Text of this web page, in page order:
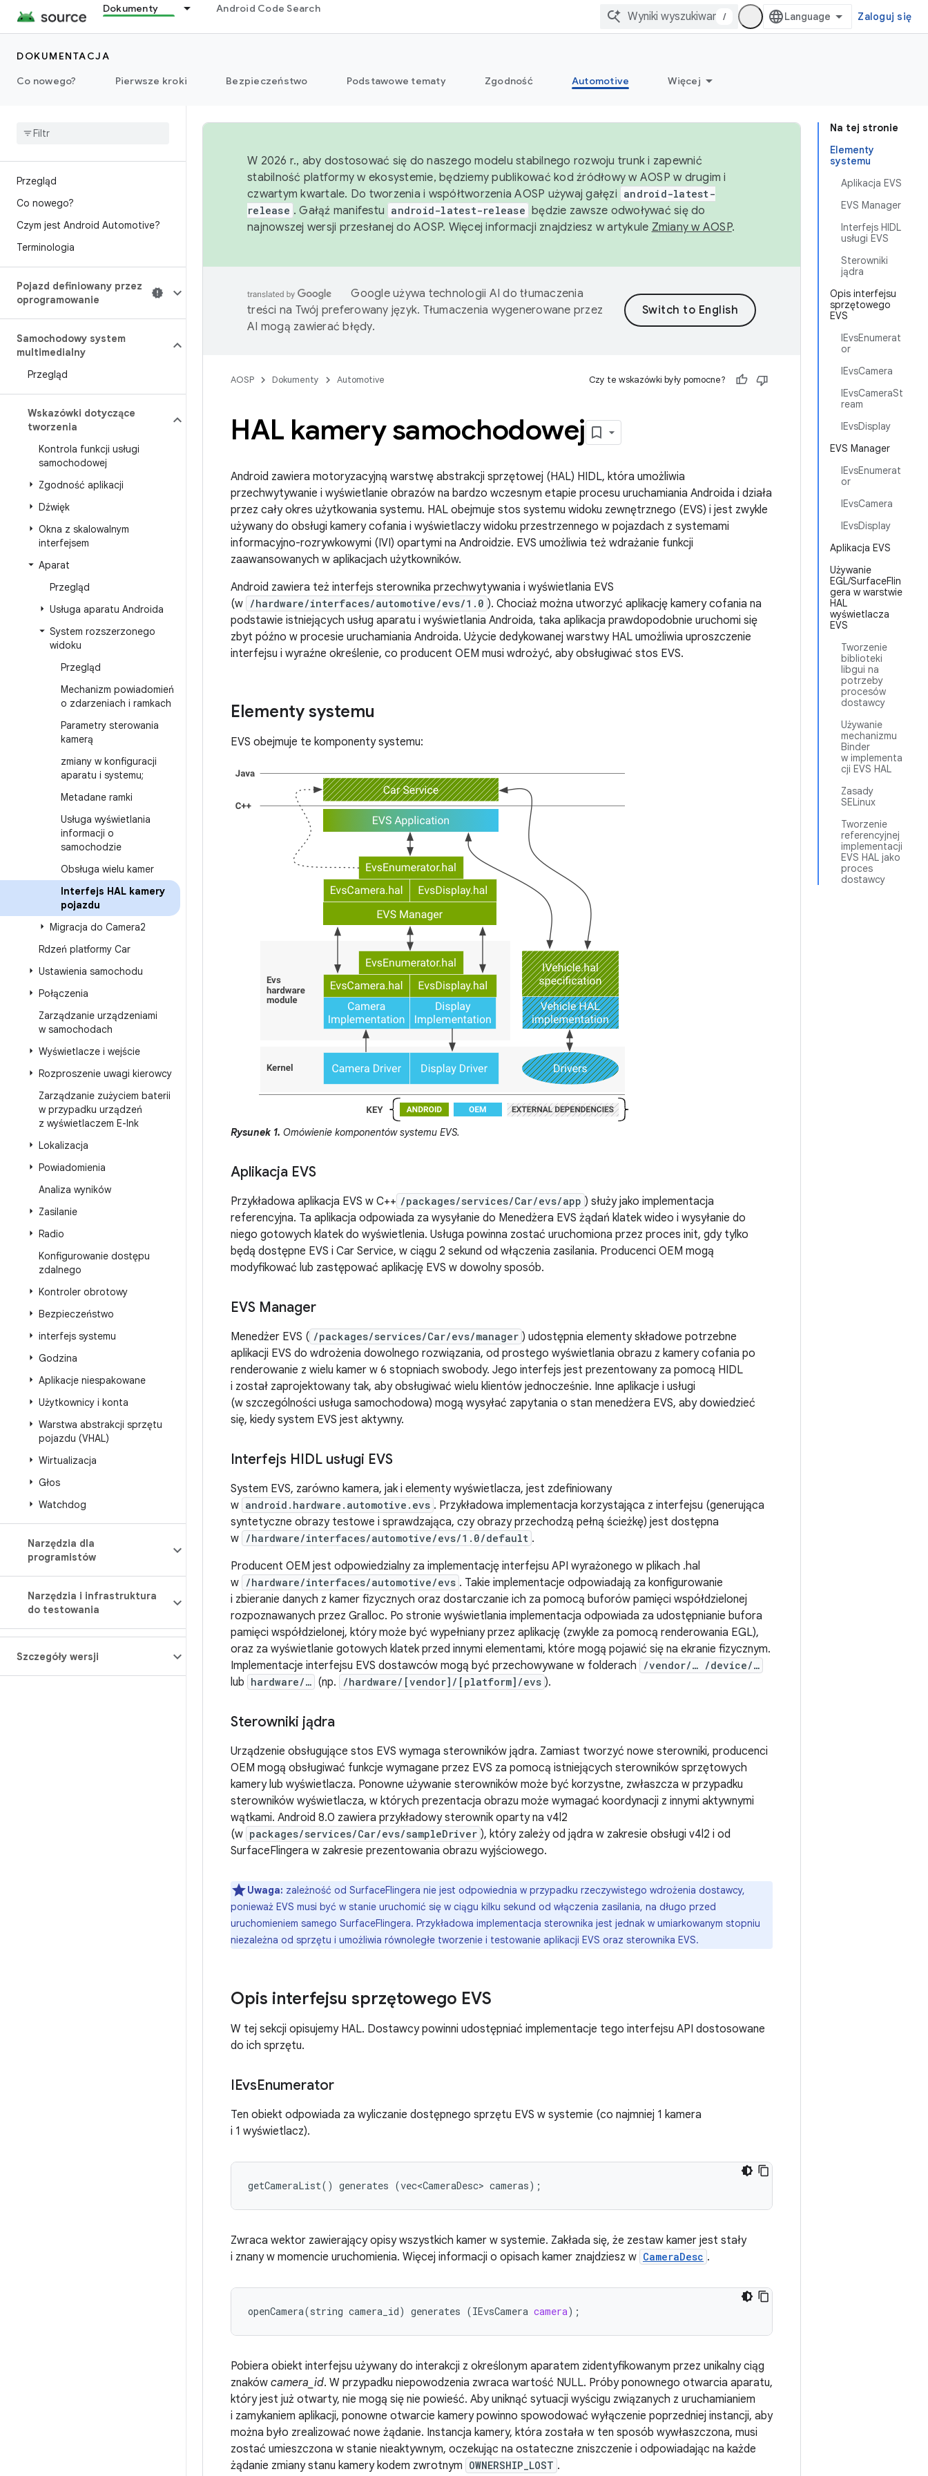
Dokumenty Android Code Search
/ Zaloguj się
DOKUMENTACJA
Co nowego?
Pierwsze kroki Bezpieczeństwo Podstawowe tematy Zgodność Automotive Więcej
Przegląd
Co nowego?
Czym jest Android Automotive?
Terminologia
Pojazd definiowany przez
oprogramowanie
Samochodowy system
multimedialny
Przegląd
Wskazówki dotyczące
tworzenia
Kontrola funkcji usługi
samochodowej
Zgodność aplikacji
Dźwięk
Okna z skalowalnym
interfejsem
Aparat
Przegląd
Usługa aparatu Androida
System rozszerzonego
widoku
Przegląd
Mechanizm powiadomień
o zdarzeniach i ramkach
Parametry sterowania
kamerą
zmiany w konfiguracji
aparatu i systemu;
Metadane ramki
Usługa wyświetlania
informacji o
samochodzie
Obsługa wielu kamer
Interfejs HAL kamery
pojazdu
Migracja do Camera2
Rdzeń platformy Car
Ustawienia samochodu
Połączenia
Zarządzanie urządzeniami
w samochodach
Wyświetlacze i wejście
Rozproszenie uwagi kierowcy
Zarządzanie zużyciem baterii
w przypadku urządzeń
z wyświetlaczem E-Ink
Lokalizacja
Powiadomienia
Analiza wyników
Zasilanie
Radio
Konfigurowanie dostępu
zdalnego
Kontroler obrotowy
Bezpieczeństwo
interfejs systemu
Godzina
Aplikacje niespakowane
Użytkownicy i konta
Warstwa abstrakcji sprzętu
pojazdu (VHAL)
Wirtualizacja
Głos
Watchdog
Narzędzia dla
programistów
Narzędzia i infrastruktura
do testowania
Szczegóły wersji
Na tej stronie
Elementy
systemu
Aplikacja EVS
EVS Manager
Interfejs HIDL
usługi EVS
Sterowniki
jądra
Opis interfejsu
sprzętowego
EVS
IEvsEnumerat
or
IEvsCamera
IEvsCameraSt
ream
IEvsDisplay
EVS Manager
IEvsEnumerat
or
IEvsCamera
IEvsDisplay
Aplikacja EVS
Używanie
EGL/SurfaceFlin
gera w warstwie
HAL
wyświetlacza
EVS
Tworzenie
biblioteki
libgui na
potrzeby
procesów
dostawcy
Używanie
mechanizmu
Binder
w implementa
cji EVS HAL
Zasady
SELinux
Tworzenie
referencyjnej
implementacji
EVS HAL jako
proces
dostawcy
W 2026 r., aby dostosować się do naszego modelu stabilnego rozwoju trunk i zapewnić
stabilność platformy w ekosystemie, będziemy publikować kod źródłowy w AOSP w drugim i
czwartym kwartale. Do tworzenia i współtworzenia AOSP używaj gałęzi android-latest-
release . Gałąź manifestu android-latest-release będzie zawsze odwoływać się do
najnowszej wersji przesłanej do AOSP. Więcej informacji znajdziesz w artykule Zmiany w AOSP.
Google używa technologii AI do tłumaczenia
treści na Twój preferowany język. Tłumaczenia wygenerowane przez
AI mogą zawierać błędy.
AOSP Dokumenty Automotive Czy te wskazówki były pomocne?
HAL kamery samochodowej
Android zawiera motoryzacyjną warstwę abstrakcji sprzętowej (HAL) HIDL, która umożliwia
przechwytywanie i wyświetlanie obrazów na bardzo wczesnym etapie procesu uruchamiania Androida i działa
przez cały okres użytkowania systemu. HAL obejmuje stos systemu widoku zewnętrznego (EVS) i jest zwykle
używany do obsługi kamery cofania i wyświetlaczy widoku przestrzennego w pojazdach z systemami
informacyjno-rozrywkowymi (IVI) opartymi na Androidzie. EVS umożliwia też wdrażanie funkcji
zaawansowanych w aplikacjach użytkowników.
Android zawiera też interfejs sterownika przechwytywania i wyświetlania EVS
(w /hardware/interfaces/automotive/evs/1.0 ). Chociaż można utworzyć aplikację kamery cofania na
podstawie istniejących usług aparatu i wyświetlania Androida, taka aplikacja prawdopodobnie uruchomi się
zbyt późno w procesie uruchamiania Androida. Użycie dedykowanej warstwy HAL umożliwia uproszczenie
interfejsu i wyraźne określenie, co producent OEM musi wdrożyć, aby obsługiwać stos EVS.
Elementy systemu
EVS obejmuje te komponenty systemu:
Rysunek 1. Omówienie komponentów systemu EVS.
Aplikacja EVS
Przykładowa aplikacja EVS w C++ /packages/services/Car/evs/app ) służy jako implementacja
referencyjna. Ta aplikacja odpowiada za wysyłanie do Menedżera EVS żądań klatek wideo i wysyłanie do
niego gotowych klatek do wyświetlenia. Usługa powinna zostać uruchomiona przez proces init, gdy tylko
będą dostępne EVS i Car Service, w ciągu 2 sekund od włączenia zasilania. Producenci OEM mogą
modyfikować lub zastępować aplikację EVS w dowolny sposób.
EVS Manager
Menedżer EVS ( /packages/services/Car/evs/manager ) udostępnia elementy składowe potrzebne
aplikacji EVS do wdrożenia dowolnego rozwiązania, od prostego wyświetlania obrazu z kamery cofania po
renderowanie z wielu kamer w 6 stopniach swobody. Jego interfejs jest prezentowany za pomocą HIDL
i został zaprojektowany tak, aby obsługiwać wielu klientów jednocześnie. Inne aplikacje i usługi
(w szczególności usługa samochodowa) mogą wysyłać zapytania o stan menedżera EVS, aby dowiedzieć
się, kiedy system EVS jest aktywny.
Interfejs HIDL usługi EVS
System EVS, zarówno kamera, jak i elementy wyświetlacza, jest zdefiniowany
w android.hardware.automotive.evs . Przykładowa implementacja korzystająca z interfejsu (generująca
syntetyczne obrazy testowe i sprawdzająca, czy obrazy przechodzą pełną ścieżkę) jest dostępna
w /hardware/interfaces/automotive/evs/1.0/default .
Producent OEM jest odpowiedzialny za implementację interfejsu API wyrażonego w plikach .hal
w /hardware/interfaces/automotive/evs . Takie implementacje odpowiadają za konfigurowanie
i zbieranie danych z kamer fizycznych oraz dostarczanie ich za pomocą buforów pamięci współdzielonej
rozpoznawanych przez Gralloc. Po stronie wyświetlania implementacja odpowiada za udostępnianie bufora
pamięci współdzielonej, który może być wypełniany przez aplikację (zwykle za pomocą renderowania EGL),
oraz za wyświetlanie gotowych klatek przed innymi elementami, które mogą pojawić się na ekranie fizycznym.
Implementacje interfejsu EVS dostawców mogą być przechowywane w folderach
/vendor/… /device/…
lub hardware/… (np. /hardware/[vendor]/[platform]/evs ).
Sterowniki jądra
Urządzenie obsługujące stos EVS wymaga sterowników jądra. Zamiast tworzyć nowe sterowniki, producenci
OEM mogą obsługiwać funkcje wymagane przez EVS za pomocą istniejących sterowników sprzętowych
kamery lub wyświetlacza. Ponowne używanie sterowników może być korzystne, zwłaszcza w przypadku
sterowników wyświetlacza, w których prezentacja obrazu może wymagać koordynacji z innymi aktywnymi
wątkami. Android 8.0 zawiera przykładowy sterownik oparty na v4l2
(w packages/services/Car/evs/sampleDriver ), który zależy od jądra w zakresie obsługi v4l2 i od
SurfaceFlingera w zakresie prezentowania obrazu wyjściowego.
Uwaga: zależność od SurfaceFlingera nie jest odpowiednia w przypadku rzeczywistego wdrożenia dostawcy,
ponieważ EVS musi być w stanie uruchomić się w ciągu kilku sekund od włączenia zasilania, na długo przed
uruchomieniem samego SurfaceFlingera. Przykładowa implementacja sterownika jest jednak w umiarkowanym stopniu
niezależna od sprzętu i umożliwia równoległe tworzenie i testowanie aplikacji EVS oraz sterownika EVS.
Opis interfejsu sprzętowego EVS
W tej sekcji opisujemy HAL. Dostawcy powinni udostępniać implementacje tego interfejsu API dostosowane
do ich sprzętu.
IEvsEnumerator
Ten obiekt odpowiada za wyliczanie dostępnego sprzętu EVS w systemie (co najmniej 1 kamera
i 1 wyświetlacz).
getCameraList() generates (vec<CameraDesc> cameras);
Zwraca wektor zawierający opisy wszystkich kamer w systemie. Zakłada się, że zestaw kamer jest stały
i znany w momencie uruchomienia. Więcej informacji o opisach kamer znajdziesz w CameraDesc .
openCamera(string camera_id) generates (IEvsCamera camera);
Pobiera obiekt interfejsu używany do interakcji z określonym aparatem zidentyfikowanym przez unikalny ciąg
znaków camera_id. W przypadku niepowodzenia zwraca wartość NULL. Próby ponownego otwarcia aparatu,
który jest już otwarty, nie mogą się nie powieść. Aby uniknąć sytuacji wyścigu związanych z uruchamianiem
i zamykaniem aplikacji, ponowne otwarcie kamery powinno spowodować wyłączenie poprzedniej instancji, aby
można było zrealizować nowe żądanie. Instancja kamery, która została w ten sposób wywłaszczona, musi
zostać umieszczona w stanie nieaktywnym, oczekując na ostateczne zniszczenie i odpowiadając na każde
żądanie zmiany stanu kamery kodem zwrotnym OWNERSHIP_LOST .